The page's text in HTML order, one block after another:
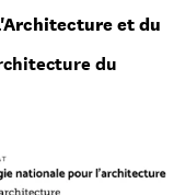
et du
du